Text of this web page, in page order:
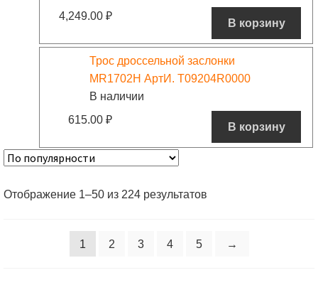
4,249.00 ₽
В корзину
Трос дроссельной заслонки
MR1702H АртИ. T09204R0000
В наличии
615.00 ₽
В корзину
Отображение 1–50 из 224 результатов
1 2 3 4 5 →